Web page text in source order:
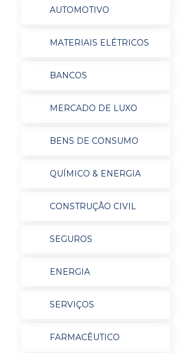
AUTOMOTIVO
MATERIAIS ELÉTRICOS
BANCOS
MERCADO DE LUXO
BENS DE CONSUMO
QUÍMICO & ENERGIA
CONSTRUÇÃO CIVIL
SEGUROS
ENERGIA
SERVIÇOS
FARMACÊUTICO